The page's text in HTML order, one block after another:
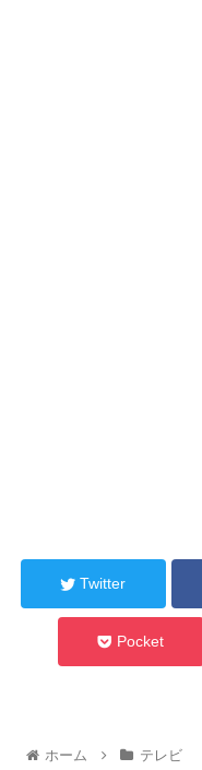
Twitter
Pocket
ホーム テレビ